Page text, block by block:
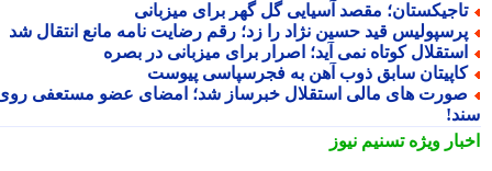
مقصد آسیایی گل گهر برای میزبانی
قید حسین نژاد را زد؛ رقم رضایت نامه مانع انتقال شد
کوتاه نمی آید؛ اصرار برای میزبانی در بصره
سابق ذوب آهن به فجرسپاسی پیوست
های مالی استقلال خبرساز شد؛ امضای عضو مستعفی روی
ویژهتسنیم نیوز